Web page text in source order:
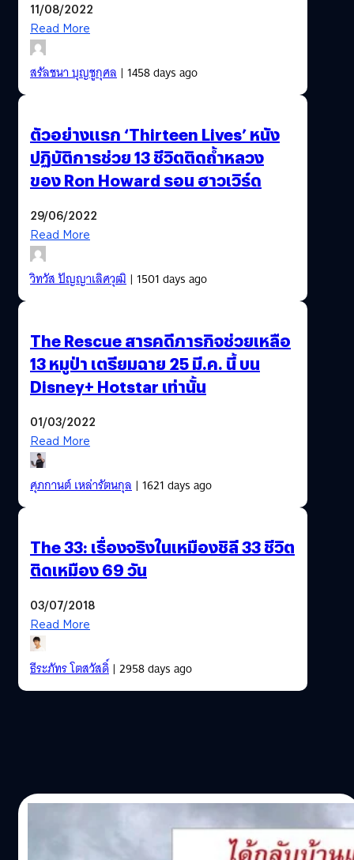
11/08/2022
Read More
สรัลชนา บุญชูกุศล| 1458 days ago
ตัวอย่างแรก ‘Thirteen Lives’ หนัง
ปฏิบัติการช่วย 13 ชีวิตติดถ้ำหลวง
ของ Ron Howard รอน ฮาวเวิร์ด
29/06/2022
Read More
วิทวัส ปัญญาเลิศวุฒิ| 1501 days ago
The Rescue สารคดีภารกิจช่วยเหลือ
13 หมูป่า เตรียมฉาย 25 มี.ค. นี้ บน
Disney+ Hotstar เท่านั้น
01/03/2022
Read More
ศุภกานต์ เหล่ารัตนกุล| 1621 days ago
The 33: เรื่องจริงในเหมืองชิลี 33 ชีวิต
ติดเหมือง 69 วัน
03/07/2018
Read More
ธีระภัทร โตสวัสดิ์| 2958 days ago
รวมบทเพลงส่งกำลังใจให้ “น้องทั้ง 13 คนแห่ง